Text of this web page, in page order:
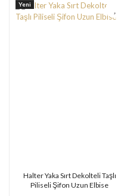
Yeni
Halter Yaka Sırt Dekolteli Taşlı
Piliseli Şifon Uzun Elbise